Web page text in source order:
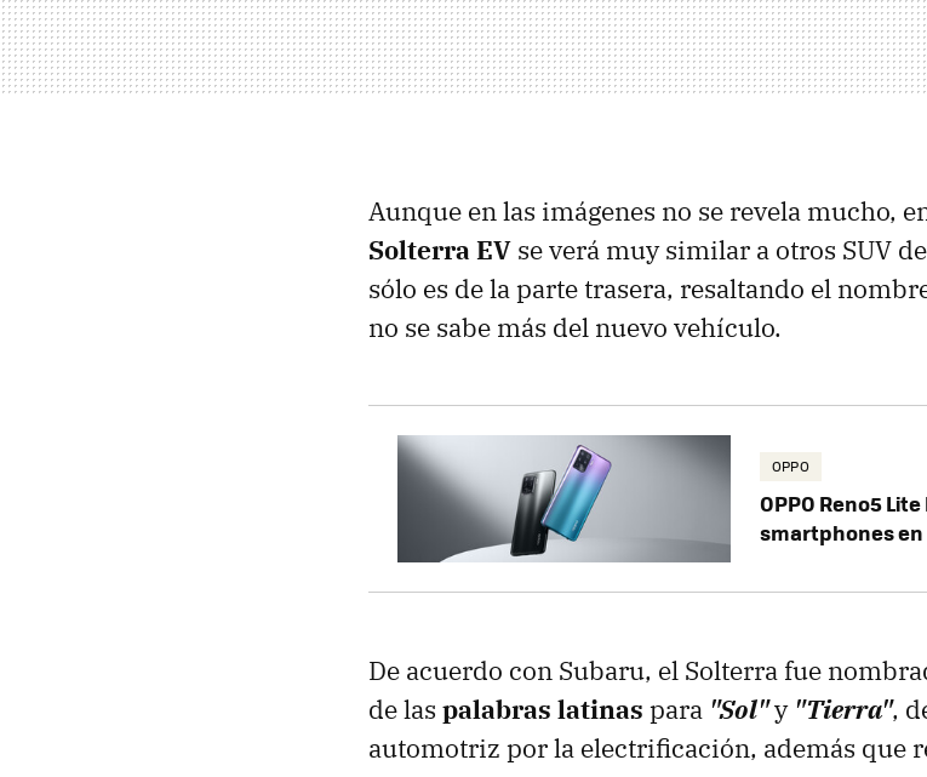
Aunque en las imágenes no se revela mucho,
Solterra EV se verá muy similar a otros SUV
sólo es de la parte trasera, resaltando el
no se sabe más del nuevo vehículo.
OPPO
OPPO Reno5
smartphones en
De acuerdo con Subaru, el Solterra fue
de las palabras latinas para "Sol"y "Tierra",
automotriz por la electrificación, además que